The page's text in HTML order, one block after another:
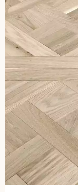
pas dans le
Un expert